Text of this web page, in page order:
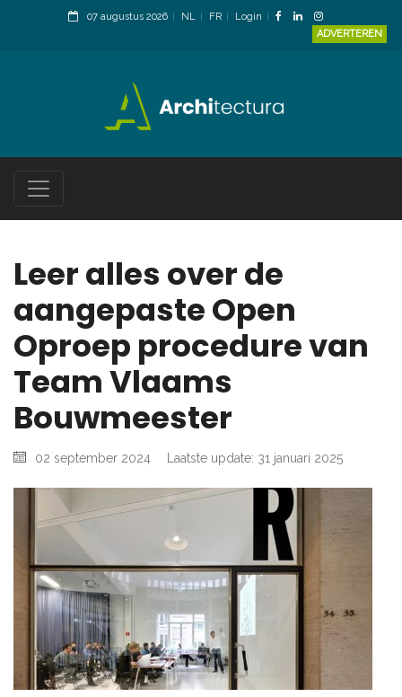
07 augustus 2026 NL FR
Login
ADVERTEREN
Leer alles over de
aangepaste Open
Oproep procedure van
Team Vlaams
Bouwmeester
02 september 2024 Laatste update: 31 januari 2025